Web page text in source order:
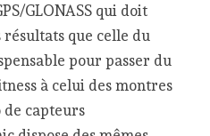
GLONASS qui doit
que celle du
pour passer du
à celui des montres
capteurs